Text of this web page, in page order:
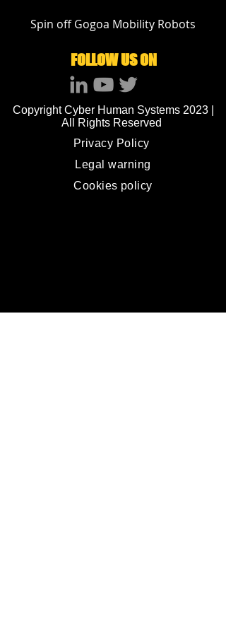
Spin off Gogoa Mobility Robots
FOLLOW US ON
Copyright Cyber Human Systems 2023 |
All Rights Reserved
Privacy Policy
Legal warning
Cookies policy